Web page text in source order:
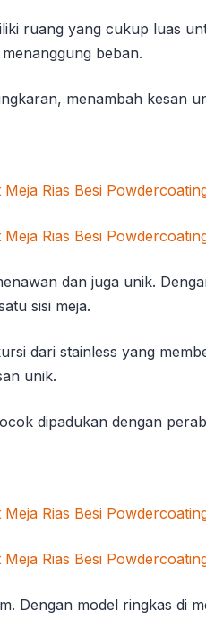
ruang yang cukup luas
beban.
menambah kesan
dan juga unik.
sisi meja.
dari stainless yang
unik.
dipadukan dengan
Dengan model ringkas di